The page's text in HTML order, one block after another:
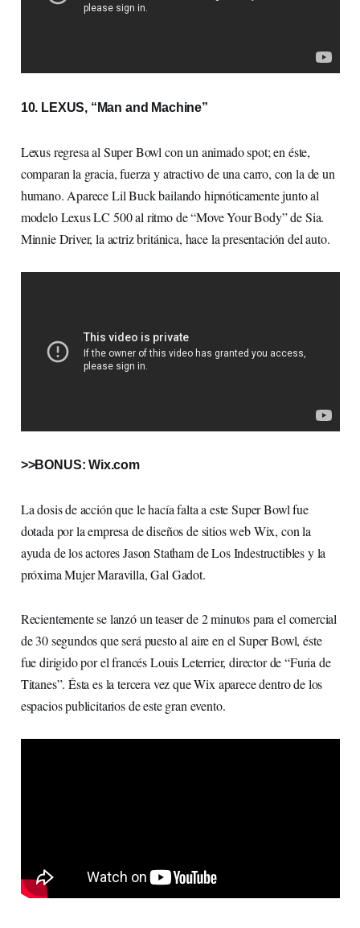
10. LEXUS, “Man and Machine”
Lexus regresa al Super Bowl con un animado spot; en éste,
comparan la gracia, fuerza y atractivo de una carro, con la de un
humano. Aparece Lil Buck bailando hipnóticamente junto al
modelo Lexus LC 500 al ritmo de “Move Your Body” de Sia.
Minnie Driver, la actriz británica, hace la presentación del auto.
>>BONUS: Wix.com
La dosis de acción que le hacía falta a este Super Bowl fue
dotada por la empresa de diseños de sitios web Wix, con la
ayuda de los actores Jason Statham de Los Indestructibles y la
próxima Mujer Maravilla, Gal Gadot.
Recientemente se lanzó un teaser de 2 minutos para el comercial
de 30 segundos que será puesto al aire en el Super Bowl, éste
fue dirigido por el francés Louis Leterrier, director de “Furia de
Titanes”. Ésta es la tercera vez que Wix aparece dentro de los
espacios publicitarios de este gran evento.